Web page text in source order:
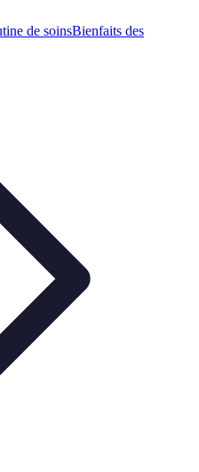
de soinsBienfaits des